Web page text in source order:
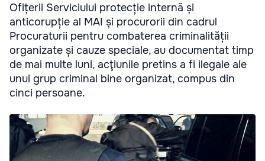
Ofițerii Serviciului protecție internă și
anticorupție al MAI și procurorii din cadrul
Procuraturii pentru combaterea criminalității
organizate și cauze speciale, au documentat timp
de mai multe luni, acţiunile pretins a fi ilegale ale
unui grup criminal bine organizat, compus din
cinci persoane.